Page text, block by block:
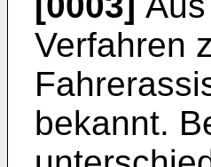
Verfahren
bekannt.